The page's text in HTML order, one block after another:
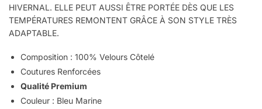
HIVERNAL. ELLE PEUT AUSSI ÊTRE PORTÉE DÈS QUE LES
TEMPÉRATURES REMONTENT GRÂCE À SON STYLE TRÈS
ADAPTABLE.
Composition : 100% Velours Côtelé
Coutures Renforcées
Qualité Premium
Couleur : Bleu Marine